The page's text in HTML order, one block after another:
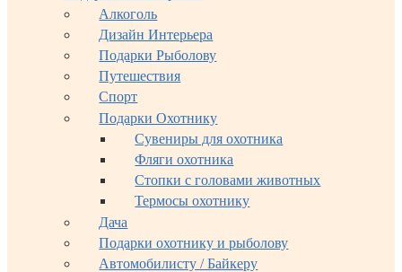
Алкоголь
Дизайн Интерьера
Подарки Рыболову
Путешествия
Спорт
Подарки Охотнику
Сувениры для охотника
Фляги охотника
Стопки с головами животных
Термосы охотнику
Дача
Подарки охотнику и рыболову
Автомобилисту / Байкеру